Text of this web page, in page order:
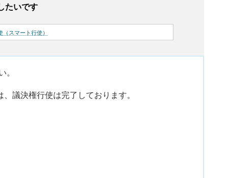
たいです
スマート行使）
議決権行使は完了しております。